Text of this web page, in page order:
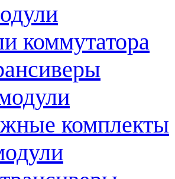
коммутатора
комплекты